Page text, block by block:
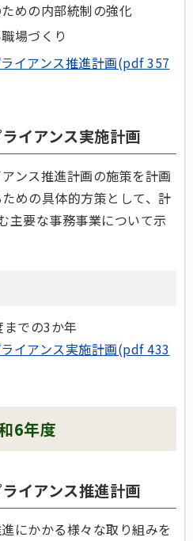
めの内部統制の強化
場づくり
イアンス推進計画(pdf 357
イアンス実施計画
ンス推進計画の施策を計画
めの具体的方策として、計
主要な事務事業について示
での3か年
イアンス実施計画(pdf 433
6年度
イアンス推進計画
にかかる様々な取り組みを